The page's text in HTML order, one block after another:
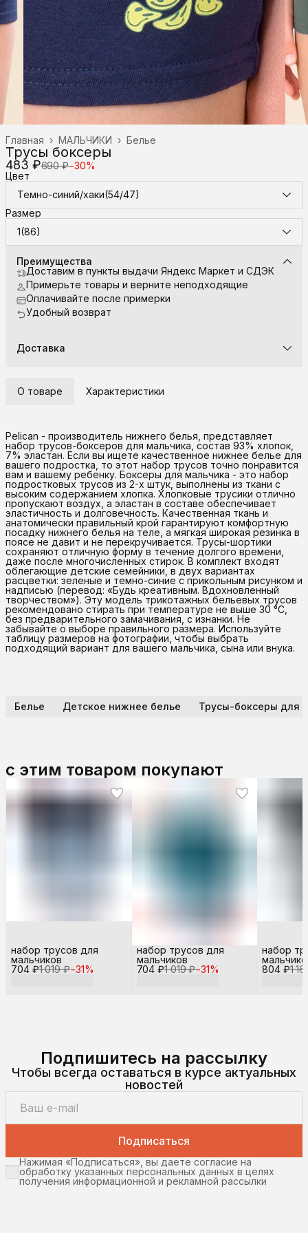
Белье
МАЛЬЧИКИ ›
Главная ›
Трусы боксеры
483 ₽690 ₽−30%
Цвет
Темно-синий/хаки(54/47)
Размер
1(86)
Преимущества
Доставим в пункты выдачи Яндекс Маркет и СДЭК
Примерьте товары и верните неподходящие
Оплачивайте после примерки
Удобный возврат
Доставка
О товаре Характеристики
Pelican - производитель нижнего белья, представляет
набор трусов-боксеров для мальчика, состав 93% хлопок,
7% эластан. Если вы ищете качественное нижнее белье для
вашего подростка, то этот набор трусов точно понравится
вам и вашему ребенку. Боксеры для мальчика - это набор
подростковых трусов из 2-х штук, выполнены из ткани с
высоким содержанием хлопка. Хлопковые трусики отлично
пропускают воздух, а эластан в составе обеспечивает
эластичность и долговечность. Качественная ткань и
анатомически правильный крой гарантируют комфортную
посадку нижнего белья на теле, а мягкая широкая резинка в
поясе не давит и не перекручивается. Трусы-шортики
сохраняют отличную форму в течение долгого времени,
даже после многочисленных стирок. В комплект входят
облегающие детские семейники, в двух вариантах
расцветки: зеленые и темно-синие с прикольным рисунком и
надписью (перевод: «Будь креативным. Вдохновленный
творчеством»). Эту модель трикотажных бельевых трусов
рекомендовано стирать при температуре не выше 30 °C,
без предварительного замачивания, с изнанки. Не
забывайте о выборе правильного размера. Используйте
таблицу размеров на фотографии, чтобы выбрать
подходящий вариант для вашего мальчика, сына или внука.
Белье Детское нижнее белье Трусы-боксеры для
с этим товаром покупают
704 ₽1 019 ₽−31%
набор трусов для
мальчиков
704 ₽1 019 ₽−31%
набор трусов для
мальчиков
804 ₽1
набор
Подпишитесь на рассылку
Чтобы всегда оставаться в курсе актуальных
новостей
Подписаться
Нажимая «Подписаться», вы даете согласие на
обработку указанных персональных данных в целях
получения информационной и рекламной рассылки